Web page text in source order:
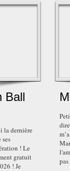
Ball
la dernière
! Le
gratuit
! Je